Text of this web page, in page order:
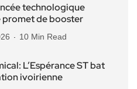
technologique
promet de booster
10 Min Read
L’Espérance ST bat
ivoirienne